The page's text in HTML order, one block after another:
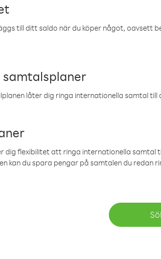
till ditt saldo när du köper något, oavsett
låter dig ringa internationella samtal till
dig flexibilitet att ringa internationella samtal
kan du spara pengar på samtalen du redan